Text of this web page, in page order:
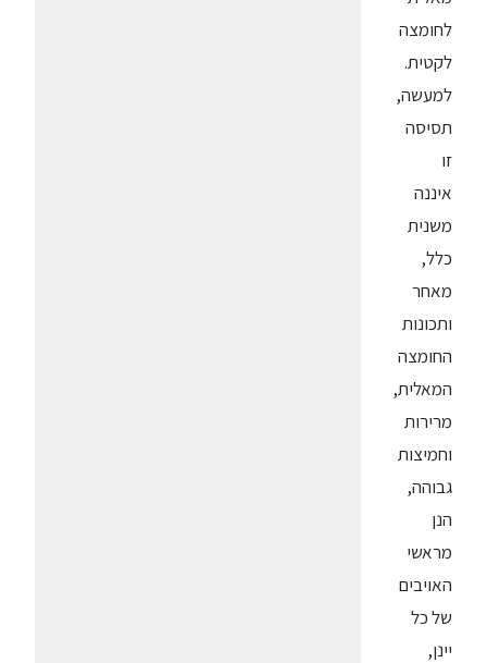
לחומצה
לקטית.
למעשה,
תסיסה
זו
איננה
משנית
כלל,
מאחר
ותכונות
החומצה
המאלית,
מרירות
וחמיצות
גבוהה,
הנן
מראשי
האויבים
של כל
יינן,